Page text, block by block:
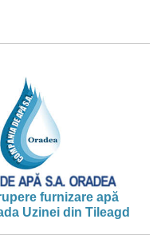
furnizare apă
Uzinei din Tileagd